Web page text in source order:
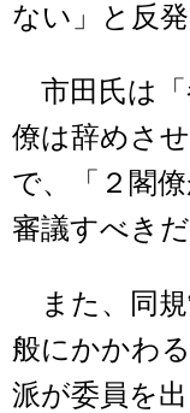
ない」と反
市田氏は「
僚は辞めさ
で、「２閣
審議すべき
また、同規
般にかかわ
派が委員を